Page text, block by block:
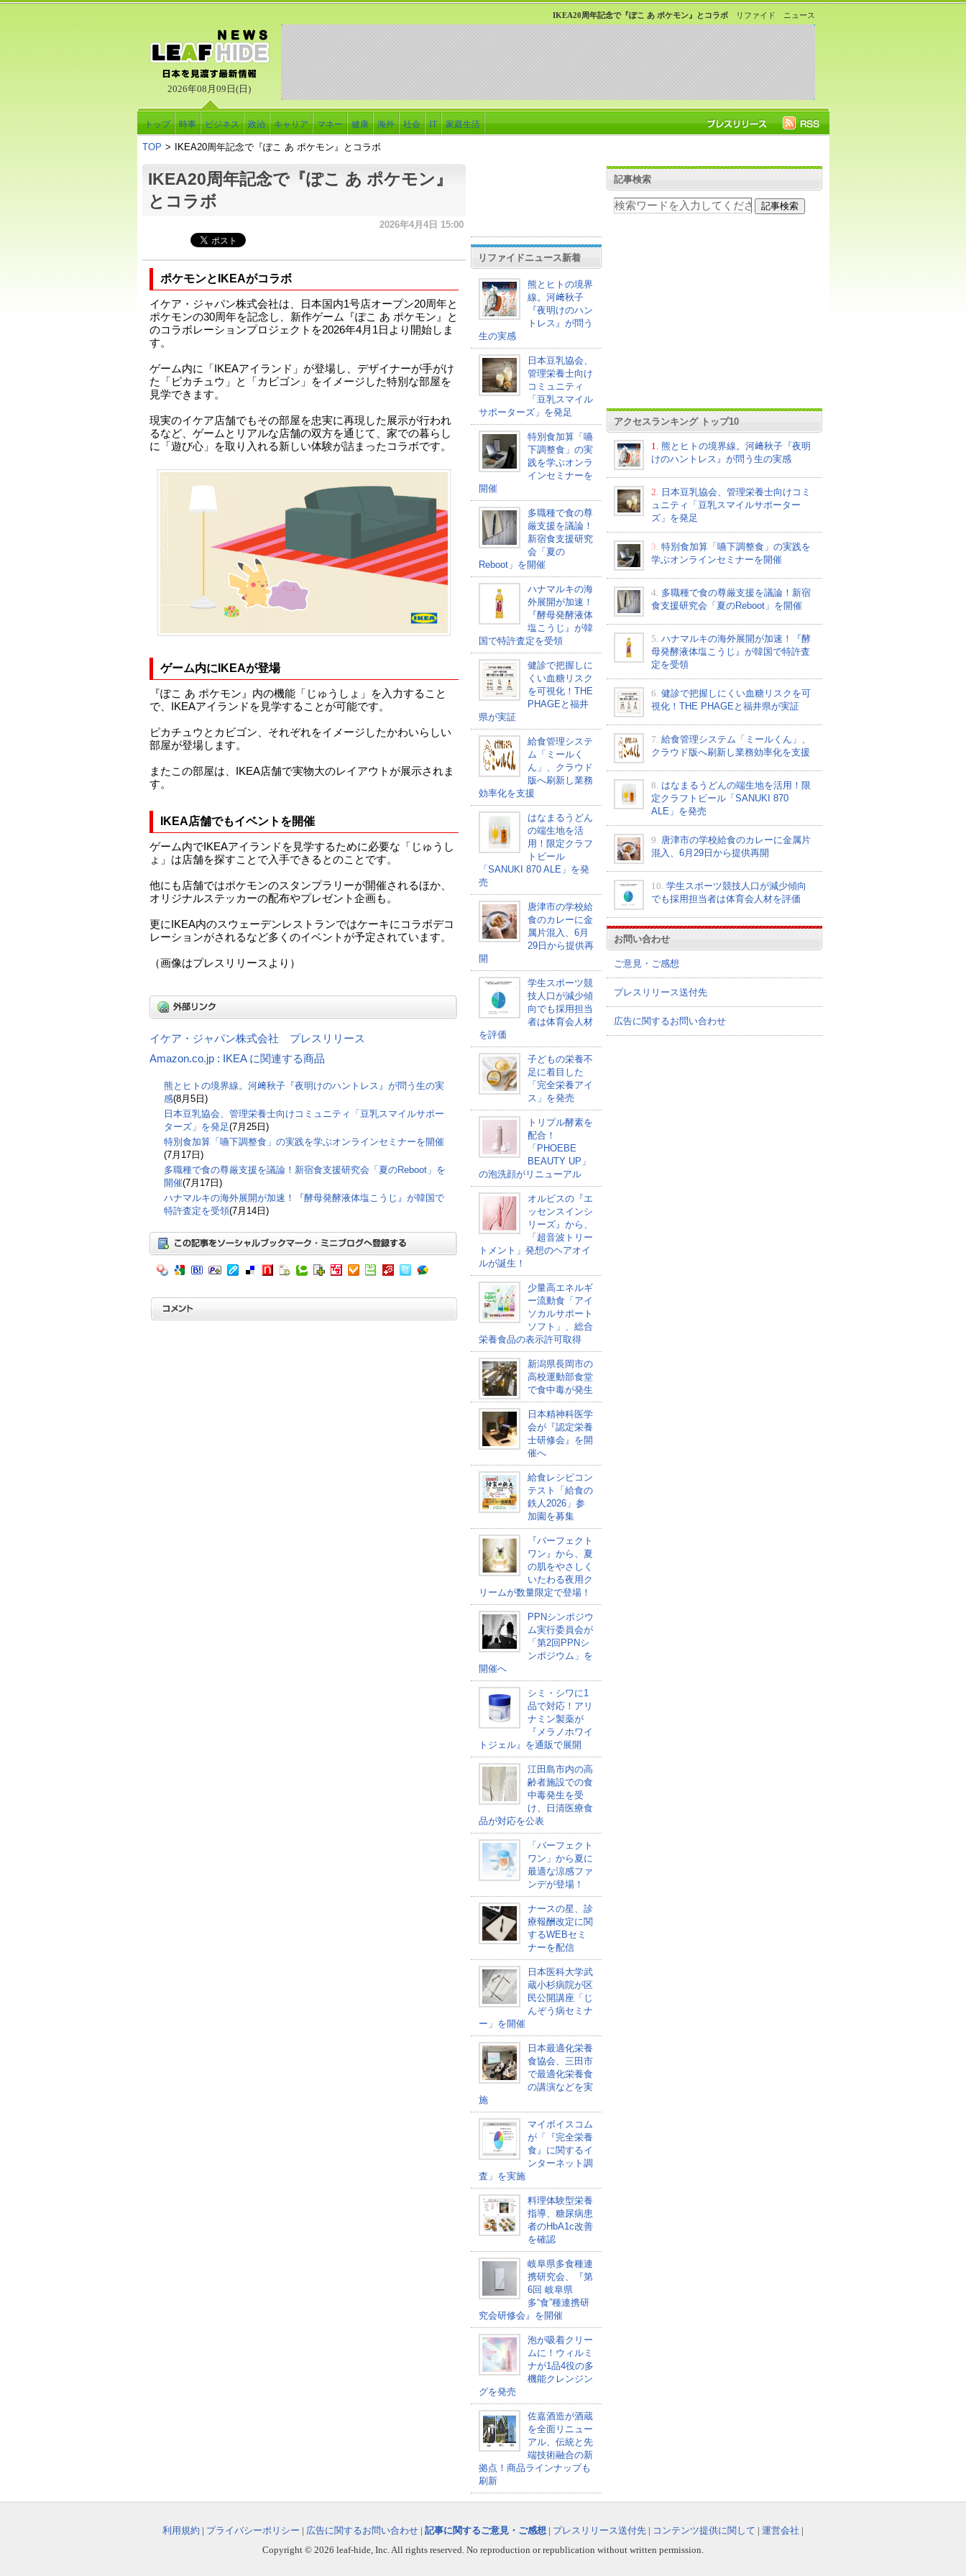
2026年08月09日(日)
リファイド ニュース
IKEA20周年記念で『ぽこ あ ポケモン』とコラボ
トップ 時事 ビジネス 政治 キャリア マネー 健康 海外 社会 IT 家庭生活
TOP > IKEA20周年記念で『ぽこ あ ポケモン』とコラボ
IKEA20周年記念で『ぽこ あ ポケモン』
とコラボ
2026年4月4日 15:00
ポケモンとIKEAがコラボ
イケア・ジャパン株式会社は、日本国内1号店オープン20周年と
ポケモンの30周年を記念し、新作ゲーム『ぽこ あ ポケモン』と
のコラボレーションプロジェクトを2026年4月1日より開始しま
す。
ゲーム内に「IKEAアイランド」が登場し、デザイナーが手がけ
た「ピカチュウ」と「カビゴン」をイメージした特別な部屋を
見学できます。
現実のイケア店舗でもその部屋を忠実に再現した展示が行われ
るなど、ゲームとリアルな店舗の双方を通じて、家での暮らし
に「遊び心」を取り入れる新しい体験が詰まったコラボです。
ゲーム内にIKEAが登場
『ぽこ あ ポケモン』内の機能「じゅうしょ」を入力すること
で、IKEAアイランドを見学することが可能です。
ピカチュウとカビゴン、それぞれをイメージしたかわいらしい
部屋が登場します。
またこの部屋は、IKEA店舗で実物大のレイアウトが展示されま
す。
IKEA店舗でもイベントを開催
ゲーム内でIKEAアイランドを見学するために必要な「じゅうし
ょ」は店舗を探すことで入手できるとのことです。
他にも店舗ではポケモンのスタンプラリーが開催されるほか、
オリジナルステッカーの配布やプレゼント企画も。
更にIKEA内のスウェーデンレストランではケーキにコラボデコ
レーションがされるなど多くのイベントが予定されています。
（画像はプレスリリースより）
イケア・ジャパン株式会社 プレスリリース
Amazon.co.jp : IKEA に関連する商品
熊とヒトの境界線。河﨑秋子『夜明けのハントレス』が問う生の実
感(8月5日)
日本豆乳協会、管理栄養士向けコミュニティ「豆乳スマイルサポー
ターズ」を発足(7月25日)
特別食加算「嚥下調整食」の実践を学ぶオンラインセミナーを開催
(7月17日)
多職種で食の尊厳支援を議論！新宿食支援研究会「夏のReboot」を
開催(7月17日)
ハナマルキの海外展開が加速！『酵母発酵液体塩こうじ』が韓国で
特許査定を受領(7月14日)
リファイドニュース新着
熊とヒトの境界
線。河﨑秋子
『夜明けのハン
トレス』が問う
生の実感
日本豆乳協会、
管理栄養士向け
コミュニティ
「豆乳スマイル
サポーターズ」を発足
特別食加算「嚥
下調整食」の実
践を学ぶオンラ
インセミナーを
開催
多職種で食の尊
厳支援を議論！
新宿食支援研究
会「夏の
Reboot」を開催
ハナマルキの海
外展開が加速！
『酵母発酵液体
塩こうじ』が韓
国で特許査定を受領
健診で把握しに
くい血糖リスク
を可視化！THE
PHAGEと福井
県が実証
給食管理システ
ム「ミールく
ん」、クラウド
版へ刷新し業務
効率化を支援
はなまるうどん
の端生地を活
用！限定クラフ
トビール
「SANUKI 870 ALE」を発
売
唐津市の学校給
食のカレーに金
属片混入、6月
29日から提供再
開
学生スポーツ競
技人口が減少傾
向でも採用担当
者は体育会人材
を評価
子どもの栄養不
足に着目した
「完全栄養アイ
ス」を発売
トリプル酵素を
配合！
「PHOEBE
BEAUTY UP」
の泡洗顔がリニューアル
オルビスの『エ
ッセンスインシ
リーズ』から、
「超音波トリー
トメント」発想のヘアオイ
ルが誕生！
少量高エネルギ
ー流動食「アイ
ソカルサポート
ソフト」、総合
栄養食品の表示許可取得
新潟県長岡市の
高校運動部食堂
で食中毒が発生
日本精神科医学
会が『認定栄養
士研修会』を開
催へ
給食レシピコン
テスト「給食の
鉄人2026」参
加園を募集
『パーフェクト
ワン』から、夏
の肌をやさしく
いたわる夜用ク
リームが数量限定で登場！
PPNシンポジウ
ム実行委員会が
「第2回PPNシ
ンポジウム」を
開催へ
シミ・シワに1
品で対応！アリ
ナミン製薬が
『メラノホワイ
トジェル』を通販で展開
江田島市内の高
齢者施設での食
中毒発生を受
け、日清医療食
品が対応を公表
「パーフェクト
ワン」から夏に
最適な涼感ファ
ンデが登場！
ナースの星、診
療報酬改定に関
するWEBセミ
ナーを配信
日本医科大学武
蔵小杉病院が区
民公開講座「じ
んぞう病セミナ
ー」を開催
日本最適化栄養
食協会、三田市
で最適化栄養食
の講演などを実
施
マイボイスコム
が「『完全栄養
食』に関するイ
ンターネット調
査」を実施
料理体験型栄養
指導、糖尿病患
者のHbA1c改善
を確認
岐阜県多食種連
携研究会、『第
6回 岐阜県
多“食”種連携研
究会研修会』を開催
泡が吸着クリー
ムに！ウィルミ
ナが1品4役の多
機能クレンジン
グを発売
佐嘉酒造が酒蔵
を全面リニュー
アル、伝統と先
端技術融合の新
拠点！商品ラインナップも
刷新
記事検索
アクセスランキング トップ10
1.
熊とヒトの境界線。河﨑秋子『夜明
けのハントレス』が問う生の実感
2.
日本豆乳協会、管理栄養士向けコミ
ュニティ「豆乳スマイルサポーター
ズ」を発足
3. 特別食加算「嚥下調整食」の実践を
学ぶオンラインセミナーを開催
4. 多職種で食の尊厳支援を議論！新宿
食支援研究会「夏のReboot」を開催
5. ハナマルキの海外展開が加速！『酵
母発酵液体塩こうじ』が韓国で特許査
定を受領
6. 健診で把握しにくい血糖リスクを可
視化！THE PHAGEと福井県が実証
7. 給食管理システム「ミールくん」、
クラウド版へ刷新し業務効率化を支援
8. はなまるうどんの端生地を活用！限
定クラフトビール「SANUKI 870
ALE」を発売
9. 唐津市の学校給食のカレーに金属片
混入、6月29日から提供再開
10. 学生スポーツ競技人口が減少傾向
でも採用担当者は体育会人材を評価
お問い合わせ
ご意見・ご感想
プレスリリース送付先
広告に関するお問い合わせ
利用規約 | プライバシーポリシー | 広告に関するお問い合わせ | 記事に関するご意見・ご感想 | プレスリリース送付先 | コンテンツ提供に関して | 運営会社 |
Copyright © 2026 leaf-hide, Inc. All rights reserved. No reproduction or republication without written permission.